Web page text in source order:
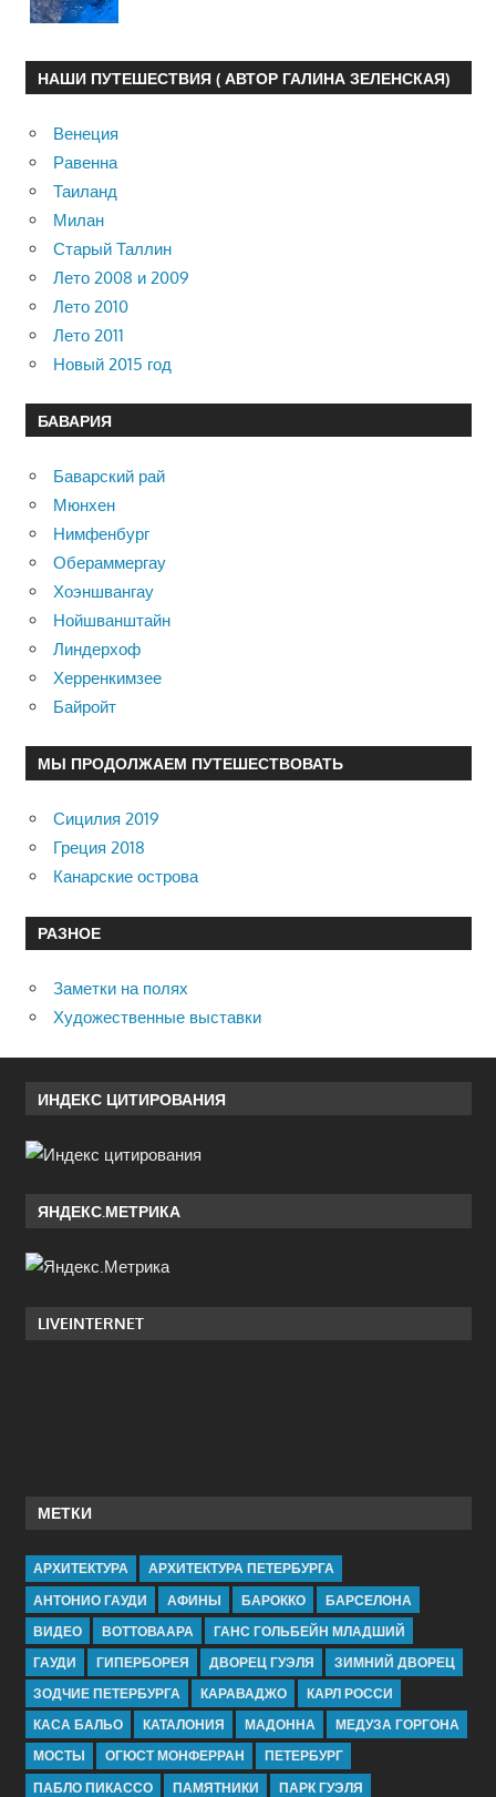
НАШИ ПУТЕШЕСТВИЯ ( АВТОР ГАЛИНА ЗЕЛЕНСКАЯ)
Венеция
Равенна
Таиланд
Милан
Старый Таллин
Лето 2008 и 2009
Лето 2010
Лето 2011
Новый 2015 год
БАВАРИЯ
Баварский рай
Мюнхен
Нимфенбург
Обераммергау
Хоэншвангау
Нойшванштайн
Линдерхоф
Херренкимзее
Байройт
МЫ ПРОДОЛЖАЕМ ПУТЕШЕСТВОВАТЬ
Сицилия 2019
Греция 2018
Канарские острова
РАЗНОЕ
Заметки на полях
Художественные выставки
ИНДЕКС ЦИТИРОВАНИЯ
ЯНДЕКС.МЕТРИКА
LIVEINTERNET
МЕТКИ
АРХИТЕКТУРА
АРХИТЕКТУРА ПЕТЕРБУРГА
АНТОНИО ГАУДИ
АФИНЫ БАРОККО
БАРСЕЛОНА
ВИДЕО
ВОТТОВААРА
ГАНС ГОЛЬБЕЙН МЛАДШИЙ
ГАУДИ
ГИПЕРБОРЕЯ ДВОРЕЦ ГУЭЛЯ
ЗИМНИЙ ДВОРЕЦ
ЗОДЧИЕ ПЕТЕРБУРГА
КАРАВАДЖО
КАРЛ РОССИ
КАСА БАЛЬО
КАТАЛОНИЯ МАДОННА
МЕДУЗА ГОРГОНА
МОСТЫ
ОГЮСТ МОНФЕРРАН
ПЕТЕРБУРГ
ПАБЛО ПИКАССО
ПАМЯТНИКИ ПАРК ГУЭЛЯ